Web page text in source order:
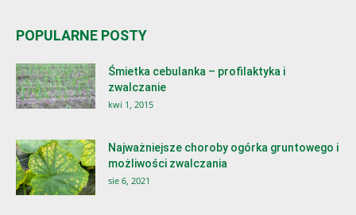
POPULARNE POSTY
Śmietka cebulanka – profilaktyka i
zwalczanie
kwi 1, 2015
Najważniejsze choroby ogórka gruntowego i
możliwości zwalczania
sie 6, 2021